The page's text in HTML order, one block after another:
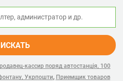
ИСКАТЬ
кассир поряд автостанція, 100
Укрпошти, Приемщик товаров